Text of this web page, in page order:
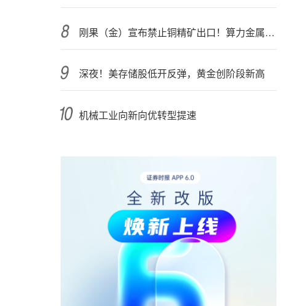
刚果（金）宣布禁止铜精矿出口！算力金属影响多大？
深夜！美存储股低开反弹，黄金创阶段新高
机械工业向新向优转型提速